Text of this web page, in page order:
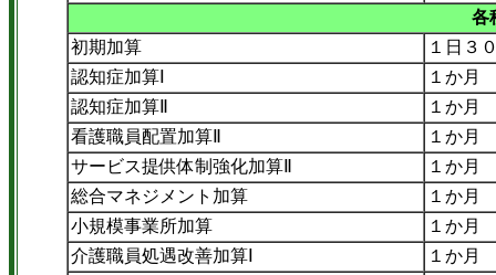
各
初期加算
１日３
認知症加算Ⅰ
１か月
認知症加算Ⅱ
１か
看護職員配置加算Ⅱ
１か
サービス提供体制強化加算Ⅱ
１か
総合マネジメント加算
１か月
小規模事業所加算
１か月
介護職員処遇改善加算Ⅰ
１か月